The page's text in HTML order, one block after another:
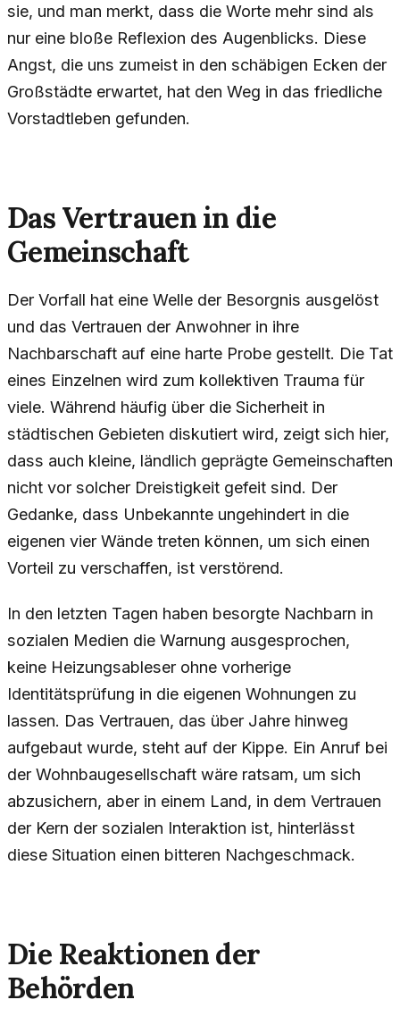
sie, und man merkt, dass die Worte mehr sind als
nur eine bloße Reflexion des Augenblicks. Diese
Angst, die uns zumeist in den schäbigen Ecken der
Großstädte erwartet, hat den Weg in das friedliche
Vorstadtleben gefunden.
Das Vertrauen in die
Gemeinschaft
Der Vorfall hat eine Welle der Besorgnis ausgelöst
und das Vertrauen der Anwohner in ihre
Nachbarschaft auf eine harte Probe gestellt. Die Tat
eines Einzelnen wird zum kollektiven Trauma für
viele. Während häufig über die Sicherheit in
städtischen Gebieten diskutiert wird, zeigt sich hier,
dass auch kleine, ländlich geprägte Gemeinschaften
nicht vor solcher Dreistigkeit gefeit sind. Der
Gedanke, dass Unbekannte ungehindert in die
eigenen vier Wände treten können, um sich einen
Vorteil zu verschaffen, ist verstörend.
In den letzten Tagen haben besorgte Nachbarn in
sozialen Medien die Warnung ausgesprochen,
keine Heizungsableser ohne vorherige
Identitätsprüfung in die eigenen Wohnungen zu
lassen. Das Vertrauen, das über Jahre hinweg
aufgebaut wurde, steht auf der Kippe. Ein Anruf bei
der Wohnbaugesellschaft wäre ratsam, um sich
abzusichern, aber in einem Land, in dem Vertrauen
der Kern der sozialen Interaktion ist, hinterlässt
diese Situation einen bitteren Nachgeschmack.
Die Reaktionen der
Behörden